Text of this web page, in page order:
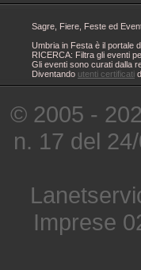
Sagre, Fiere, Feste ed
Umbria in Festa è il portale
RICERCA: Filtra gli eventi
Gli eventi sono curati dalla
Diventando utenti certificati
© 2005 -
n. 17 del
Imprese